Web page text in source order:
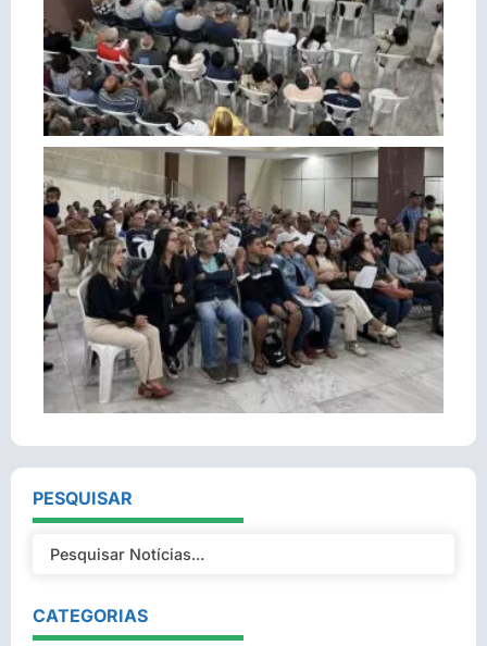
PESQUISAR
CATEGORIAS